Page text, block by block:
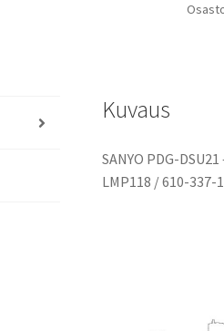
Kuvaus
SANYO PDG-
LMP118 / 610-337-